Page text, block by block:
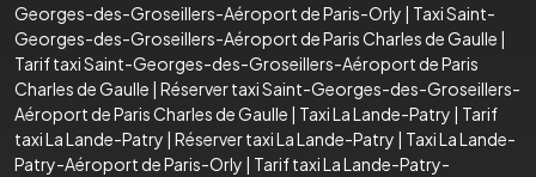
Georges-des-Groseillers-Aéroport de Paris-Orly | Taxi Saint-
Georges-des-Groseillers-Aéroport de Paris Charles de Gaulle |
Tarif taxi Saint-Georges-des-Groseillers-Aéroport de Paris
Charles de Gaulle | Réserver taxi Saint-Georges-des-Groseillers-
Aéroport de Paris Charles de Gaulle | Taxi La Lande-Patry | Tarif
taxi La Lande-Patry | Réserver taxi La Lande-Patry | Taxi La Lande-
Patry-Aéroport de Paris-Orly | Tarif taxi La Lande-Patry-